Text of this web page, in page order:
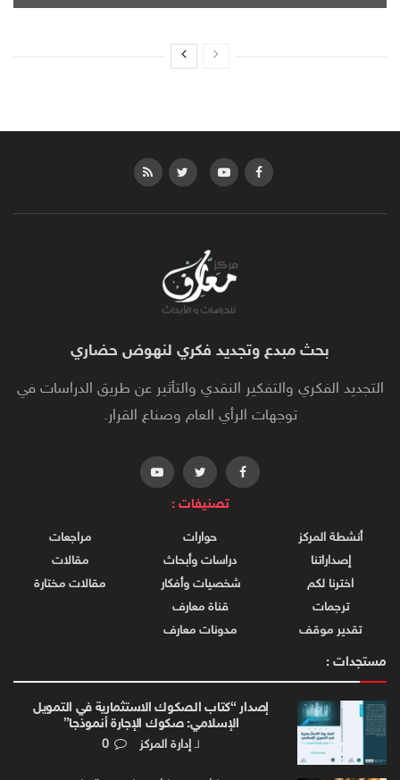
بحث مبدع وتجديد فكري لنهوض حضاري
التجديد الفكري والتفكير النقدي والتأثير عن طريق الدراسات في
توجهات الرأي العام وصناع القرار.
تصنيفات :
أنشطة المركز
إصداراتنا
اخترنا لكم
ترجمات
تقدير موقف
حوارات
دراسات وأبحاث
شخصيات وأفكار
قناة معارف
مدونات معارف
مراجعات
مقالات
مقالات مختارة
مستجدات :
إصدار “كتاب الصكوك الاستثمارية في التمويل
الإسلامي: صكوك الإجارة أنموذجا”
لـ إدارة المركز